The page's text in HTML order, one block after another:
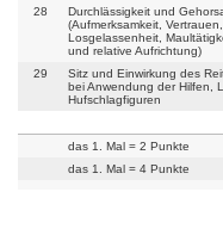
28
Durchlässigkeit und
(Aufmerksamkeit, Vertrauen,
Losgelassenheit,
und relative Aufrichtung)
29
Sitz und Einwirkung des
bei Anwendung der Hilfen,
Hufschlagfiguren
das 1. Mal = 2 Punkte
das 1. Mal = 4 Punkte